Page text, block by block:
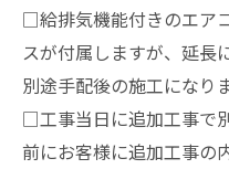
□給排気機能付きのエア
スが付属しますが、延長
別途手配後の施工になりま
□工事当日に追加工事で
前にお客様に追加工事の